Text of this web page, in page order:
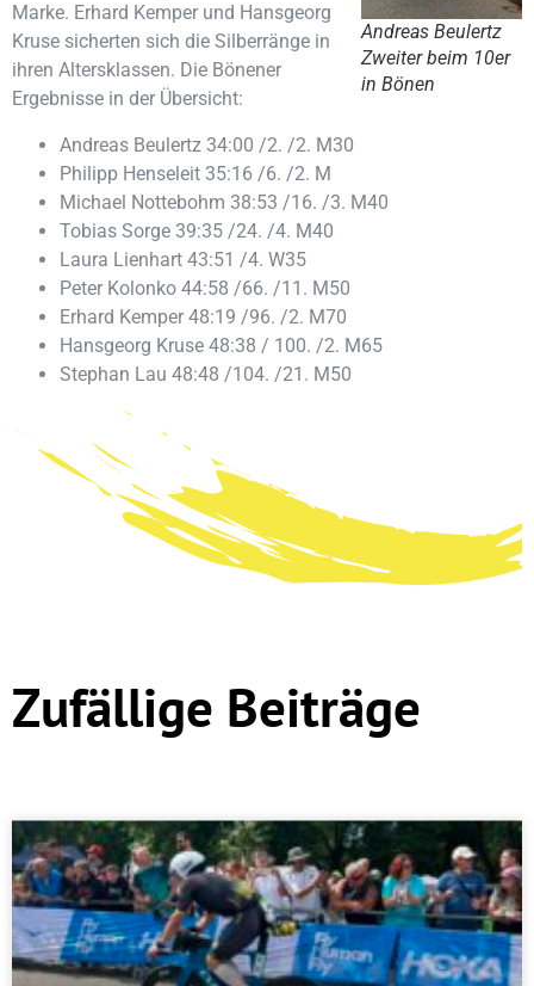
Andreas Beulertz
Zweiter beim 10er
in Bönen
Marke. Erhard Kemper und Hansgeorg
Kruse sicherten sich die Silberränge in
ihren Altersklassen. Die Bönener
Ergebnisse in der Übersicht:
Andreas Beulertz 34:00 /2. /2. M30
Philipp Henseleit 35:16 /6. /2. M
Michael Nottebohm 38:53 /16. /3. M40
Tobias Sorge 39:35 /24. /4. M40
Laura Lienhart 43:51 /4. W35
Peter Kolonko 44:58 /66. /11. M50
Erhard Kemper 48:19 /96. /2. M70
Hansgeorg Kruse 48:38 / 100. /2. M65
Stephan Lau 48:48 /104. /21. M50
Zufällige Beiträge